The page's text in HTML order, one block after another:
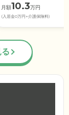
月額10.3万円
(入居金0万円+介護保険料)